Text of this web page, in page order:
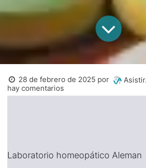
28 de febrero de 2025 por
hay comentarios
Laboratorio homeopático Aleman